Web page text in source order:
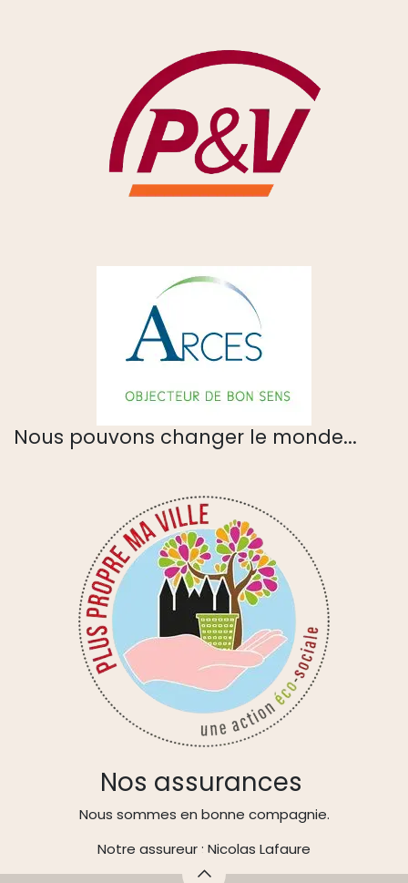
Nous pouvons changer le monde...
Nos assurances
Nous sommes en bonne compagnie.
Notre assureur : Nicolas Lafaure